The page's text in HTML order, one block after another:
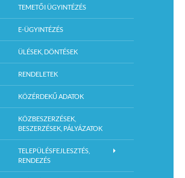
TEMETŐI ÜGYINTÉZÉS
E-ÜGYINTÉZÉS
ÜLÉSEK, DÖNTÉSEK
RENDELETEK
KÖZÉRDEKŰ ADATOK
KÖZBESZERZÉSEK,
BESZERZÉSEK, PÁLYÁZATOK
TELEPÜLÉSFEJLESZTÉS,
RENDEZÉS